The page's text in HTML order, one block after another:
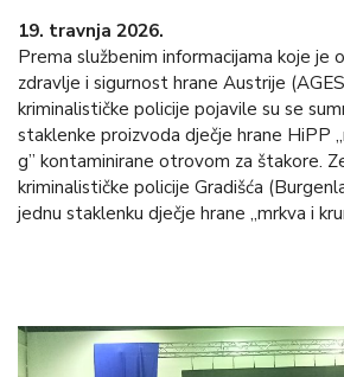
19. travnja 2026.
Prema službenim informacijama koje je
zdravlje i sigurnost hrane Austrije
kriminalističke policije pojavile su se
staklenke proizvoda dječje hrane HiPP
g” kontaminirane otrovom za štakore.
kriminalističke policije Gradišća
jednu staklenku dječje hrane „mrkva i